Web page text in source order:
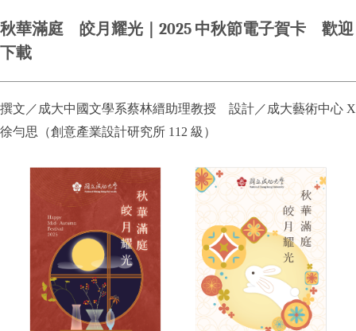
秋華滿庭 皎月耀光｜2025 中秋節電子賀卡 歡迎
下載
撰文／成大中國文學系蔡林縉助理教授 設計／成大藝術中心 X
徐勻思（創意產業設計研究所 112 級）